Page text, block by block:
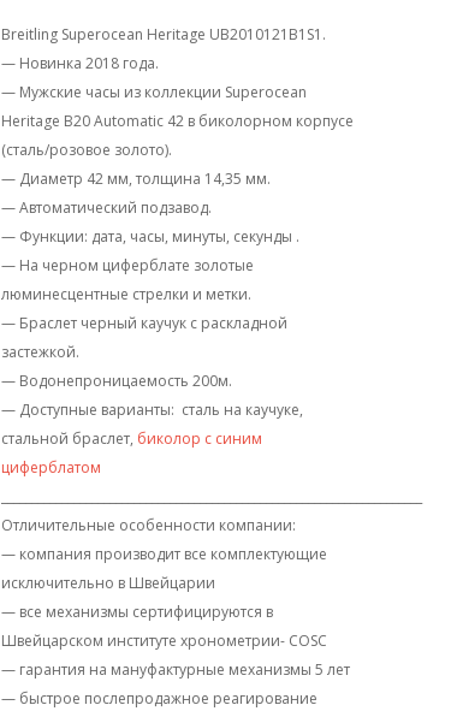
Breitling Superocean Heritage UB2010121B1S1.
— Новинка 2018 года.
— Мужские часы из коллекции Superocean
Heritage B20 Automatic 42 в биколорном корпусе
(сталь/розовое золото).
— Диаметр 42 мм, толщина 14,35 мм.
— Автоматический подзавод.
— Функции: дата, часы, минуты, секунды .
— На черном циферблате золотые
люминесцентные стрелки и метки.
— Браслет черный каучук с раскладной
застежкой.
— Водонепроницаемость 200м.
— Доступные варианты: сталь на каучуке,
стальной браслет, биколор с синим
циферблатом
Отличительные особенности компании:
— компания производит все комплектующие
исключительно в Швейцарии
— все механизмы сертифицируются в
Швейцарском институте хронометрии- COSC
— гарантия на мануфактурные механизмы 5 лет
— быстрое послепродажное реагирование